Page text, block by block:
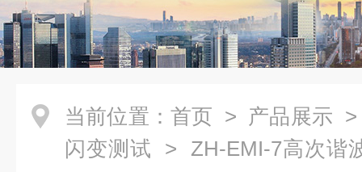
当前位置： 首页 > 产品展示
闪变测试 > ZH-EMI-7高次谐